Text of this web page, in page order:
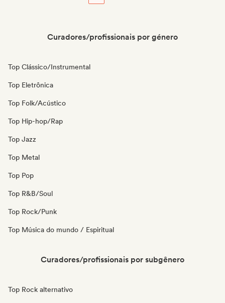
Curadores/profissionais por género
Top Clássico/Instrumental
Top Eletrônica
Top Folk/Acústico
Top Hip-hop/Rap
Top Jazz
Top Metal
Top Pop
Top R&B/Soul
Top Rock/Punk
Top Música do mundo / Espiritual
Curadores/profissionais por subgênero
Top Rock alternativo